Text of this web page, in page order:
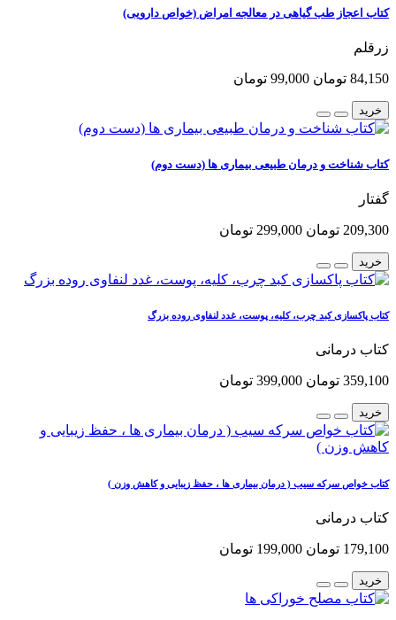
کتاب اعجاز طب گیاهی در معالجه امراض (خواص دارویی)
زرقلم
84,150 تومان 99,000 تومان
خرید
کتاب شناخت و درمان طبیعی بیماری ها (دست دوم)
گفتار
209,300 تومان 299,000 تومان
خرید
کتاب پاکسازی کبد چرب، کلیه، پوست، غدد لنفاوی روده بزرگ
کتاب درمانی
359,100 تومان 399,000 تومان
خرید
کتاب خواص سرکه سیب ( درمان بیماری ها ، حفظ زیبایی و کاهش وزن )
کتاب درمانی
179,100 تومان 199,000 تومان
خرید